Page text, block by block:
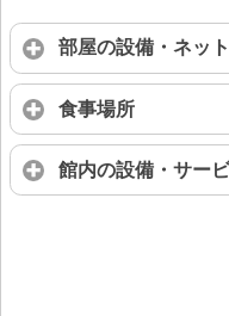
部屋の設備・ネッ
食事場所
館内の設備・サー